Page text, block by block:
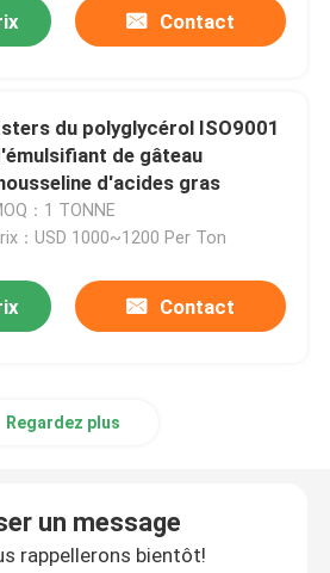
EPE
Contact
du polyglycérol ISO9001
de gâteau
d'acides gras
：1 TONNE
：USD 1000~1200 Per Ton
Contact
Regardez plus
un message
rappellerons bientôt!